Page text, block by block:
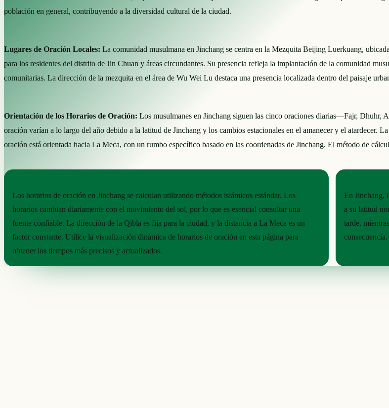
población en general, contribuyendo a la diversidad cultural de la ciudad.
Lugares de Oración Locales: La comunidad musulmana en Jinchang se centra en la Mezquita Beijing Luerkuang,
para los residentes del distrito de Jin Chuan y áreas circundantes. Su presencia refleja la implantación de la comunidad
comunitarias. La dirección de la mezquita en el área de Wu Wei Lu destaca una presencia localizada dentro del paisaje
Orientación de los Horarios de Oración: Los musulmanes en Jinchang siguen las cinco oraciones diarias—Fajr,
oración varían a lo largo del año debido a la latitud de Jinchang y los cambios estacionales en el amanecer y el atardecer.
oración está orientada hacia La Meca, con un rumbo específico basado en las coordenadas de Jinchang. El método de
Los horarios de oración en Jinchang se calculan utilizando métodos islámicos estándar. Los
horarios cambian diariamente con el movimiento del sol, por lo que es esencial consultar una
fuente confiable. La dirección de la Qibla es fija para la ciudad, y la distancia a La Meca es un
factor constante. Utilice la visualización dinámica de horarios de oración en esta página para
obtener los tiempos más precisos y actualizados.
En Jinchang,
a su latitud
tarde,
consecuencia.